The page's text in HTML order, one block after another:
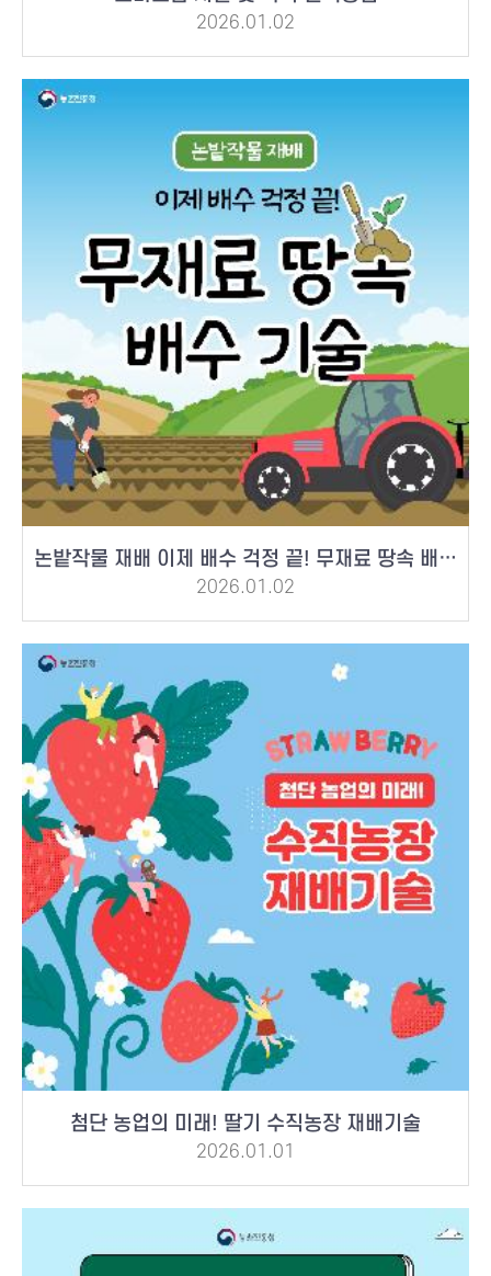
2026.01.02
논밭작물 재배 이제 배수 걱정 끝! 무재료 땅속 배수 기술
2026.01.02
첨단 농업의 미래! 딸기 수직농장 재배기술
2026.01.01